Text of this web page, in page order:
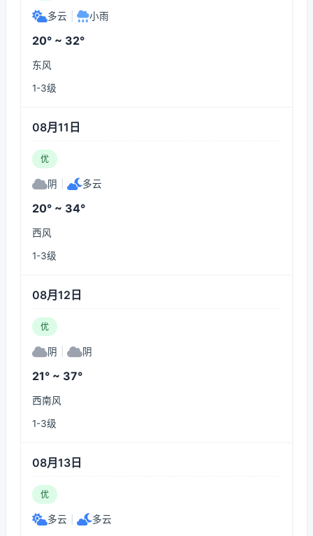
多云 小雨
20° ~ 32°
东风
1-3级
08月11日
优
阴 多云
20° ~ 34°
西风
1-3级
08月12日
优
阴 阴
21° ~ 37°
西南风
1-3级
08月13日
优
多云 多云